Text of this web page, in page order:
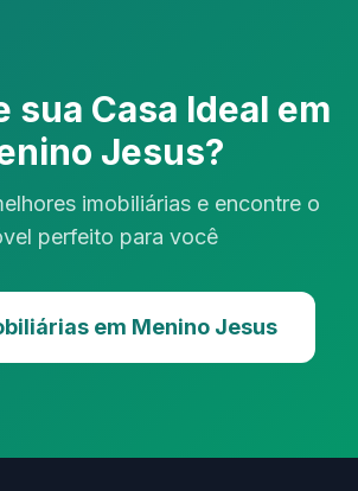
sua Casa Ideal em
Jesus?
imobiliárias e encontre o
perfeito para você
em Menino Jesus